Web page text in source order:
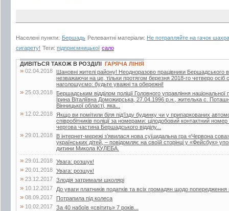
Населені пункти: Бершадь Релевантні матеріали: Не потрапляйте на гачок
сигарету! Теги: підприємницької сало
ДИВІТЬСЯ ТАКОЖ В РОЗДІЛІ ГАРЯЧА ЛІНІЯ
» 02.04.2018
Шановні жителі району! Неодноразово працівники Бершадського
незважаючи на це, тільки протягом березня 2018-го четверо
наголошуємо: будьте уважні та обережні!
» 25.03.2018
Бершадським відділом поліції Головного управління національної
Ірина Віталіївна Доможирська, 27.04.1996 р.н., жителька с.
Вінницької області, яка...
» 12.02.2018
Якщо ви помітили біля під’їзду будинку чи у припаркованих
співробітників поліції за номерами: цілодобовий контактний
чергова частина Бершадського відділу...
» 29.01.2018
В інтернет-мережі з’явилася нова суїцидальна гра «Червона
українських дітей, – повідомляє на своїй сторінці у «Фейсбук»
дитини Микола КУЛЕБА.
» 29.01.2018 Увага: розшук!
» 20.01.2018 Увага: розшук!
» 23.12.2017 Злодія затримали школярі
» 10.12.2017 До уваги платників податків та всіх громадян щодо
» 08.09.2017 Потрапила під колеса
» 10.02.2017 За 40 набоїв «світить» 7 років...